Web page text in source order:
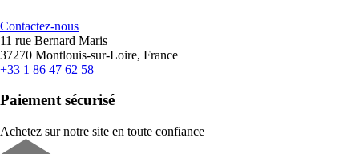
Contactez-nous
11 rue Bernard Maris
37270 Montlouis-sur-Loire, France
+33 1 86 47 62 58
Paiement sécurisé
Achetez sur notre site en toute confiance